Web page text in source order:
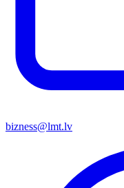
bizness@lmt.lv